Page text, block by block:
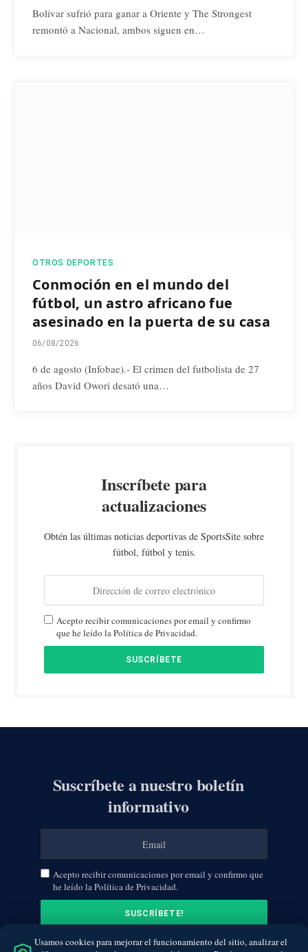
Bolívar sufrió para ganar a Oriente y The Strongest
remontó a Nacional, ambos siguen en…
OTROS DEPORTES
Conmoción en el mundo del
fútbol, un astro africano fue
asesinado en la puerta de su casa
06/08/2026
6 de agosto (Infobae).- El crimen del futbolista de 27
años David Owori desató una…
Inscríbete para
actualizaciones
Obtén las últimas noticias deportivas de SportsSite sobre
fútbol, fútbol y tenis.
Acepto recibir comunicaciones por email y confirmo
que he leído la Política de Privacidad.
Suscríbete a nuestro boletín
informativo
Acepto recibir comunicaciones por email y confirmo que
he leído la Política de Privacidad.
Usamos cookies para mejorar el funcionamiento del sitio, analizar el